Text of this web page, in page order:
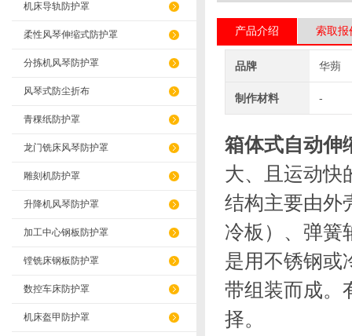
机床导轨防护罩
柔性风琴伸缩式防护罩
分拣机风琴防护罩
风琴式防尘折布
青稞纸防护罩
龙门铣床风琴防护罩
雕刻机防护罩
升降机风琴防护罩
加工中心钢板防护罩
镗铣床钢板防护罩
数控车床防护罩
机床盔甲防护罩
产品介绍 索取报
品牌 华蒴
制作材料 -
箱体式自动伸
大、且运动快
结构主要由外
冷板）、弹簧
是用不锈钢或
带组装而成。
择。